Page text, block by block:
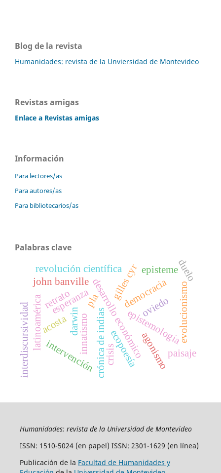
Blog de la revista
Humanidades: revista de la Unviersidad de Montevideo
Revistas amigas
Enlace a Revistas amigas
Información
Para lectores/as
Para autores/as
Para bibliotecarios/as
Palabras clave
esperanza
crónica de indias
democracia
desarrollo económico
gilles cyr
revolución científica
john banville
epistemología
episteme
innatismo
darwin oviedo
intervención
acosta evolucionismo
ecopoesíaagonismo
latinoamérica
crisis
retrato pla
paisaje
interdiscursividad
duelo
Humanidades: revista de la Universidad de Montevideo
ISSN: 1510-5024 (en papel) ISSN: 2301-1629 (en línea)
Publicación de la Facultad de Humanidades y